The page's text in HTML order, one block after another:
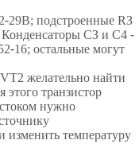
-29В; подстроенные RЗ
Конденсаторы СЗ и С4 -
-16; остальные могут
желательно найти
этого транзистор
нужно
изменить температуру